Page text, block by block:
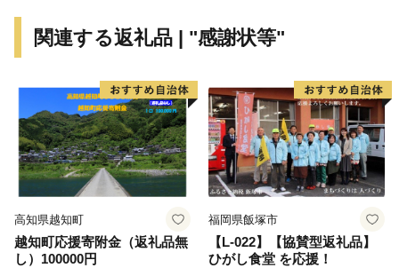
関連する返礼品 | "感謝状等"
高知県越知町
越知町応援寄附金（返礼品無
し）100000円
福岡県飯塚市
【L-022】【協賛型返礼品】
ひがし食堂 を応援！